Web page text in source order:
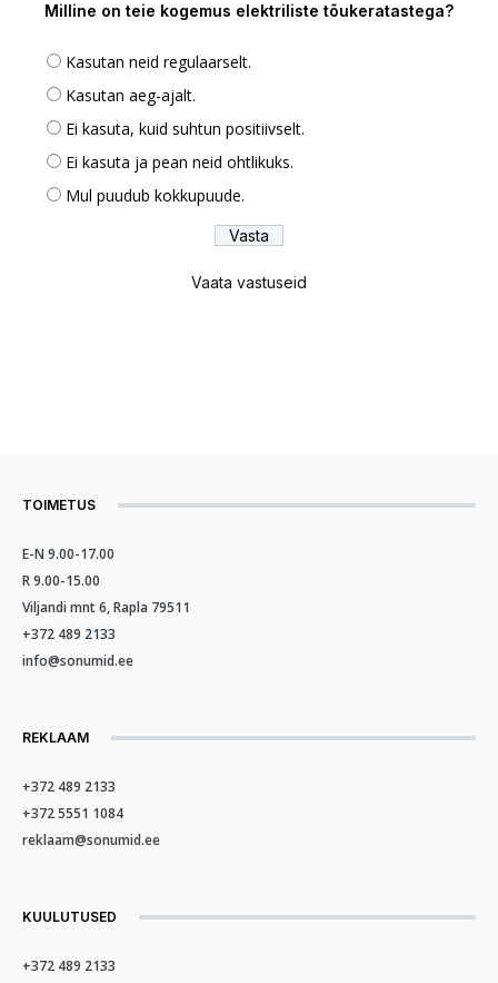
Milline on teie kogemus elektriliste tõukeratastega?
Kasutan neid regulaarselt.
Kasutan aeg-ajalt.
Ei kasuta, kuid suhtun positiivselt.
Ei kasuta ja pean neid ohtlikuks.
Mul puudub kokkupuude.
Vaata vastuseid
TOIMETUS
E-N 9.00-17.00
R 9.00-15.00
Viljandi mnt 6, Rapla 79511
+372 489 2133
info@sonumid.ee
REKLAAM
+372 489 2133
+372 5551 1084
reklaam@sonumid.ee
KUULUTUSED
+372 489 2133